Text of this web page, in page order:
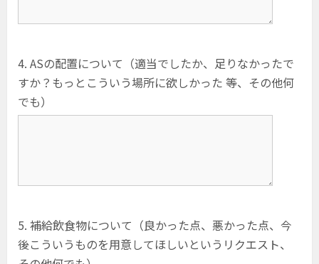
4. ASの配置について（適当でしたか、足りなかったで
すか？もっとこういう場所に欲しかった 等、その他何
でも）
5. 補給飲食物について（良かった点、悪かった点、今
後こういうものを用意してほしいというリクエスト、